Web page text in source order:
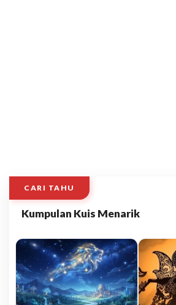
CARI TAHU
Kumpulan Kuis Menarik